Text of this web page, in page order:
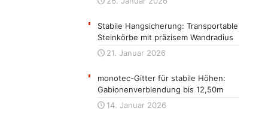
Stabile Hangsicherung: Transportable
Steinkörbe mit präzisem Wandradius
21. Januar 2026
monotec-Gitter für stabile Höhen:
Gabionenverblendung bis 12,50m
14. Januar 2026